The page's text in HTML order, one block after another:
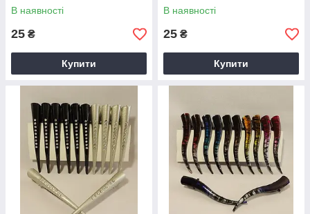
В наявності
25 ₴
Купити
В наявності
25 ₴
Купити